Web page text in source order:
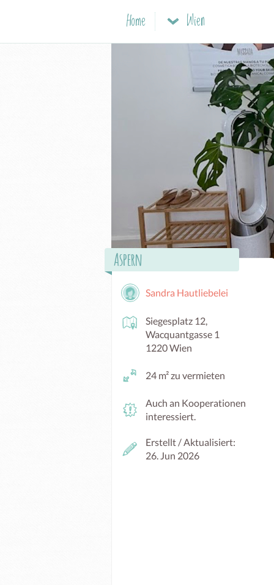
Home Wien
Aspern
Sandra Hautliebelei
Siegesplatz 12,
Wacquantgasse 1
1220 Wien
24 m² zu vermieten
Auch an Kooperationen
interessiert.
Erstellt / Aktualisiert:
26. Jun 2026